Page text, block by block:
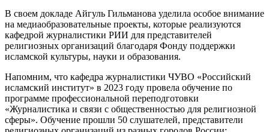
В своем докладе Айгуль Гильманова уделила особое внимание
на медиаобразовательные проекты, которые реализуются
кафедрой журналистики РИИ для представителей
религиозных организаций благодаря Фонду поддержки
исламской культуры, науки и образования.
Напомним, что кафедра журналистики ЧУВО «Российский
исламский институт» в 2023 году провела обучение по
программе профессиональной переподготовки
«Журналистика и связи с общественностью для религиозной
сферы». Обучение прошли 50 слушателей, представители